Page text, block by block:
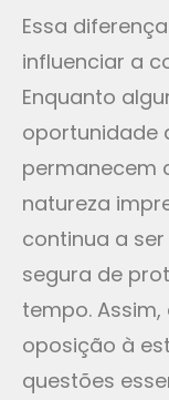
Essa
influenciar a
Enquanto
oportunidade
permanecem
natureza
continua a
segura de
tempo.
oposição à
questões